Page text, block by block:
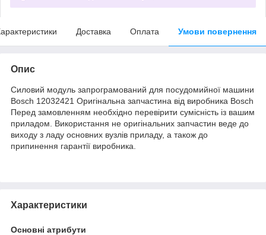
Доставка Оплата Умови повернення
Опис
Силовий модуль запрограмований для посудомийної машини
Bosch 12032421 Оригінальна запчастина від виробника Bosch
Перед замовленням необхідно перевірити сумісність із вашим
приладом. Використання не оригінальних запчастин веде до
виходу з ладу основних вузлів приладу, а також до
припинення гарантії виробника.
Характеристики
Основні атрибути